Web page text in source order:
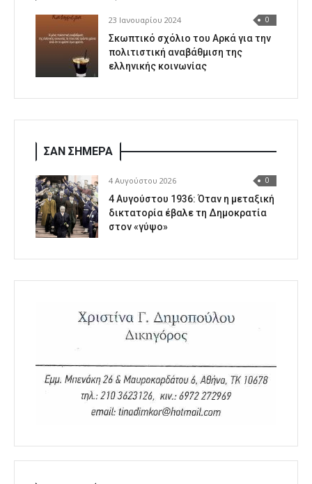
23 Ιανουαρίου 2024 0
Σκωπτικό σχόλιο του Αρκά για την
πολιτιστική αναβάθμιση της
ελληνικής κοινωνίας
ΣΑΝ ΣΗΜΕΡΑ
4 Αυγούστου 2026 0
4 Αυγούστου 1936: Όταν η μεταξική
δικτατορία έβαλε τη Δημοκρατία
στον «γύψο»